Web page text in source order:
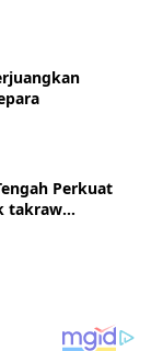
Perkuat
takraw